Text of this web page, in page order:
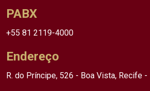
PABX
+55 81 2119-4000
Endereço
R. do Príncipe, 526 - Boa Vista, Recife